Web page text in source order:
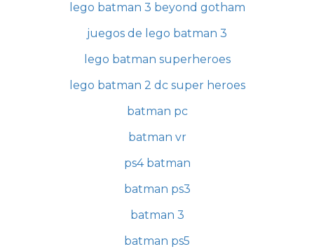
lego batman 3 beyond gotham
juegos de lego batman 3
lego batman superheroes
lego batman 2 dc super heroes
batman pc
batman vr
ps4 batman
batman ps3
batman 3
batman ps5